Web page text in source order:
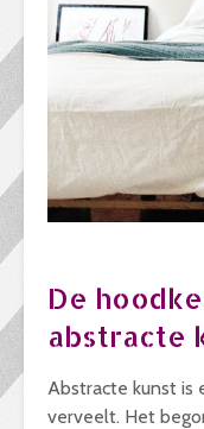
De
abstracte
Abstracte kunst is
verveelt. Het